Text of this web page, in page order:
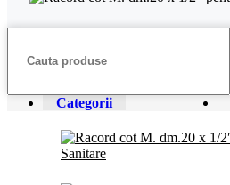
Categorii
Sanitare